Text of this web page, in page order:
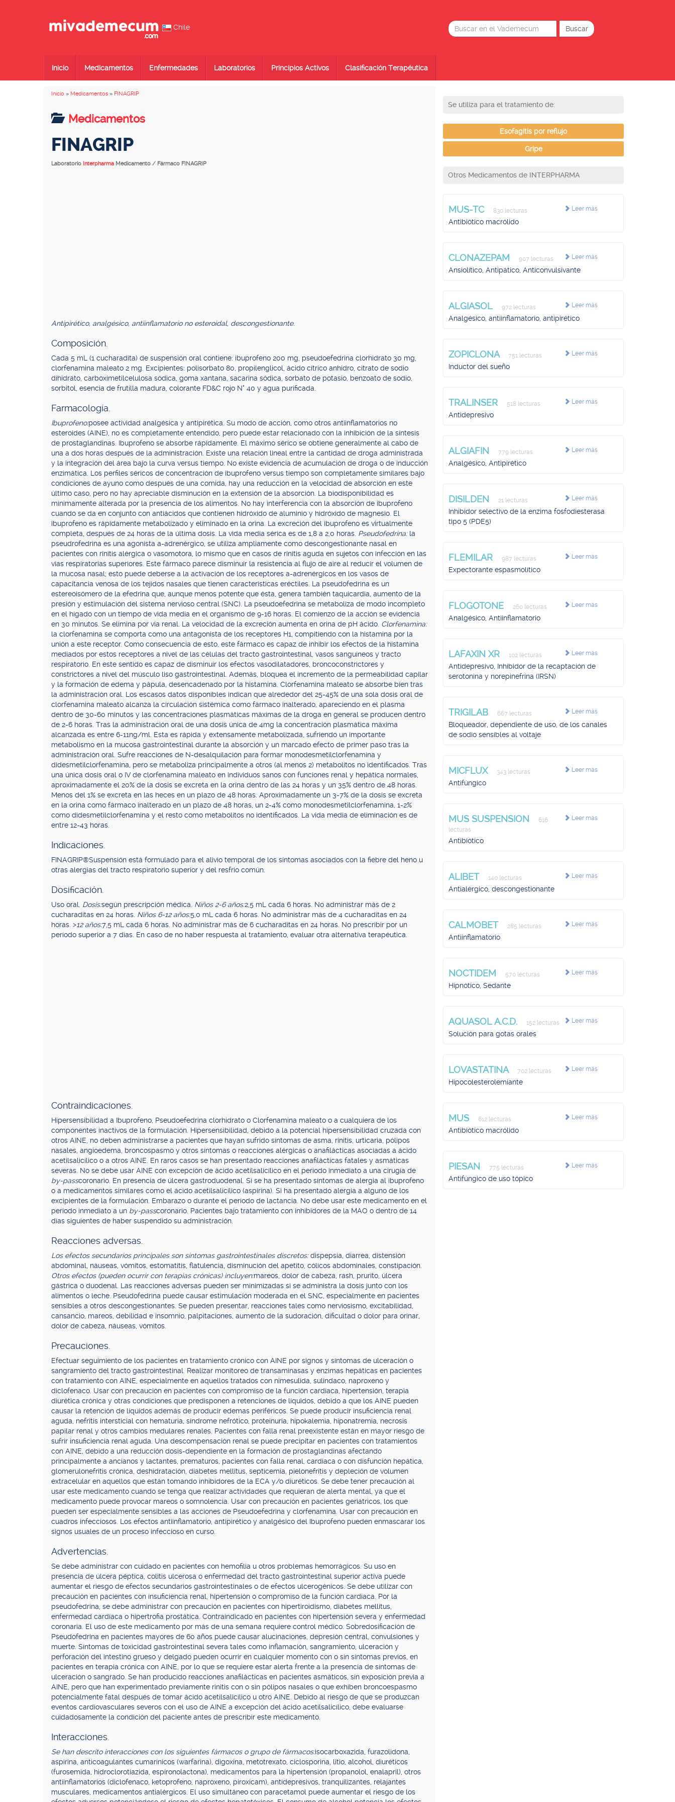
Chile
Inicio Medicamentos Enfermedades Laboratorios Principios Activos Clasificación Terapéutica
Inicio » Medicamentos » FINAGRIP
Medicamentos
FINAGRIP
Laboratorio Interpharma Medicamento / Fármaco FINAGRIP
Antipirético, analgésico, antiinflamatorio no esteroidal, descongestionante.
Composición.
Cada 5 mL (1 cucharadita) de suspensión oral contiene: ibuprofeno 200 mg, pseudoefedrina clorhidrato 30 mg,
clorfenamina maleato 2 mg. Excipientes: polisorbato 80, propilenglicol, ácido cítrico anhidro, citrato de sodio
dihidrato, carboximetilcelulosa sódica, goma xantana, sacarina sódica, sorbato de potasio, benzoato de sodio,
sorbitol, esencia de frutilla madura, colorante FD&C rojo N° 40 y agua purificada.
Farmacología.
Ibuprofeno:posee actividad analgésica y antipirética. Su modo de acción, como otros antiinflamatorios no
esteroides (AINE), no es completamente entendido, pero puede estar relacionado con la inhibición de la síntesis
de prostaglandinas. Ibuprofeno se absorbe rápidamente. El máximo sérico se obtiene generalmente al cabo de
una a dos horas después de la administración. Existe una relación lineal entre la cantidad de droga administrada
y la integración del área bajo la curva versus tiempo. No existe evidencia de acumulación de droga o de inducción
enzimática. Los perfiles séricos de concentración de ibuprofeno versus tiempo son completamente similares bajo
condiciones de ayuno como después de una comida, hay una reducción en la velocidad de absorción en este
último caso, pero no hay apreciable disminución en la extensión de la absorción. La biodisponibilidad es
mínimamente alterada por la presencia de los alimentos. No hay interferencia con la absorción de ibuprofeno
cuando se da en conjunto con antiácidos que contienen hidróxido de aluminio y hidróxido de magnesio. El
ibuprofeno es rápidamente metabolizado y eliminado en la orina. La excreción del ibuprofeno es virtualmente
completa, después de 24 horas de la última dosis. La vida media sérica es de 1,8 a 2,0 horas. Pseudofedrina: la
pseudrofedrina es una agonista a-adrenérgico, se utiliza ampliamente como descongestionante nasal en
pacientes con rinitis alérgica o vasomotora, lo mismo que en casos de rinitis aguda en sujetos con infección en las
vías respiratorias superiores. Este fármaco parece disminuir la resistencia al flujo de aire al reducir el volumen de
la mucosa nasal; esto puede deberse a la activación de los receptores a-adrenérgicos en los vasos de
capacitancia venosa de los tejidos nasales que tienen características eréctiles. La pseudofedrina es un
estereoisómero de la efedrina que, aunque menos potente que ésta, genera también taquicardia, aumento de la
presión y estimulación del sistema nervioso central (SNC). La pseudoefedrina se metaboliza de modo incompleto
en el hígado con un tiempo de vida media en el organismo de 9-16 horas. El comienzo de la acción se evidencia
en 30 minutos. Se elimina por vía renal. La velocidad de la excreción aumenta en orina de pH ácido. Clorfenamina:
la clorfenamina se comporta como una antagonista de los receptores H1, compitiendo con la histamina por la
unión a este receptor. Como consecuencia de esto, este fármaco es capaz de inhibir los efectos de la histamina
mediados por estos receptores a nivel de las células del tracto gastrointestinal, vasos sanguíneos y tracto
respiratorio. En este sentido es capaz de disminuir los efectos vasodilatadores, broncoconstrictores y
constrictores a nivel del músculo liso gastrointestinal. Además, bloquea el incremento de la permeabilidad capilar
y la formación de edema y pápula, desencadenado por la histamina. Clorfenamina maleato se absorbe bien tras
la administración oral. Los escasos datos disponibles indican que alrededor del 25-45% de una sola dosis oral de
clorfenamina maleato alcanza la circulación sistémica como fármaco inalterado, apareciendo en el plasma
dentro de 30-60 minutos y las concentraciones plasmáticas máximas de la droga en general se producen dentro
de 2-6 horas. Tras la administración oral de una dosis única de 4mg la concentración plasmática máxima
alcanzada es entre 6-11ng/ml. Esta es rápida y extensamente metabolizada, sufriendo un importante
metabolismo en la mucosa gastrointestinal durante la absorción y un marcado efecto de primer paso tras la
administración oral. Sufre reacciones de N-desalquilación para formar monodesmetilclorfenamina y
didesmetilclorfenamina, pero se metaboliza principalmente a otros (al menos 2) metabolitos no identificados. Tras
una única dosis oral o IV de clorfenamina maleato en individuos sanos con funciones renal y hepática normales,
aproximadamente el 20% de la dosis se excreta en la orina dentro de las 24 horas y un 35% dentro de 48 horas.
Menos del 1% se excreta en las heces en un plazo de 48 horas. Aproximadamente un 3-7% de la dosis se excreta
en la orina como fármaco inalterado en un plazo de 48 horas, un 2-4% como monodesmetilclorfenamina, 1-2%
como didesmetilclorfenamina y el resto como metabolitos no identificados. La vida media de eliminación es de
entre 12-43 horas.
Indicaciones.
FINAGRIP®Suspensión está formulado para el alivio temporal de los síntomas asociados con la fiebre del heno u
otras alergias del tracto respiratorio superior y del resfrío común.
Dosificación.
Uso oral. Dosis:según prescripción médica. Niños 2-6 años:2,5 mL cada 6 horas. No administrar más de 2
cucharaditas en 24 horas. Niños 6-12 años:5,0 mL cada 6 horas. No administrar más de 4 cucharaditas en 24
horas. >12 años:7,5 mL cada 6 horas. No administrar más de 6 cucharaditas en 24 horas. No prescribir por un
período superior a 7 días. En caso de no haber respuesta al tratamiento, evaluar otra alternativa terapéutica.
Contraindicaciones.
Hipersensibilidad a Ibuprofeno, Pseudoefedrina clorhidrato o Clorfenamina maleato o a cualquiera de los
componentes inactivos de la formulación. Hipersensibilidad, debido a la potencial hipersensibilidad cruzada con
otros AINE, no deben administrarse a pacientes que hayan sufrido síntomas de asma, rinitis, urticaria, pólipos
nasales, angioedema, broncospasmo y otros síntomas o reacciones alérgicas o anafilácticas asociadas a ácido
acetilsalicílico o a otros AINE. En raros casos se han presentado reacciones anafilácticas fatales y asmáticas
severas. No se debe usar AINE con excepción de ácido acetilsalicílico en el período inmediato a una cirugía de
by-passcoronario. En presencia de úlcera gastroduodenal. Si se ha presentado síntomas de alergia al ibuprofeno
o a medicamentos similares como el ácido acetilsalicílico (aspirina). Si ha presentado alergia a alguno de los
excipientes de la formulación. Embarazo o durante el período de lactancia. No debe usar este medicamento en el
período inmediato a un by-passcoronario. Pacientes bajo tratamiento con inhibidores de la MAO o dentro de 14
días siguientes de haber suspendido su administración.
Reacciones adversas.
Los efectos secundarios principales son síntomas gastrointestinales discretos:dispepsia, diarrea, distensión
abdominal, náuseas, vómitos, estomatitis, flatulencia, disminución del apetito, cólicos abdominales, constipación.
Otros efectos (pueden ocurrir con terapias crónicas) incluyen:mareos, dolor de cabeza, rash, prurito, úlcera
gástrica o duodenal. Las reacciones adversas pueden ser minimizadas si se administra la dosis junto con los
alimentos o leche. Pseudofedrina puede causar estimulación moderada en el SNC, especialmente en pacientes
sensibles a otros descongestionantes. Se pueden presentar, reacciones tales como nerviosismo, excitabilidad,
cansancio, mareos, debilidad e insomnio, palpitaciones, aumento de la sudoración, dificultad o dolor para orinar,
dolor de cabeza, náuseas, vómitos.
Precauciones.
Efectuar seguimiento de los pacientes en tratamiento crónico con AINE por signos y síntomas de ulceración o
sangramiento del tracto gastrointestinal. Realizar monitoreo de transaminasas y enzimas hepáticas en pacientes
con tratamiento con AINE, especialmente en aquellos tratados con nimesulida, sulindaco, naproxeno y
diclofenaco. Usar con precaución en pacientes con compromiso de la función cardíaca, hipertensión, terapia
diurética crónica y otras condiciones que predisponen a retenciones de líquidos, debido a que los AINE pueden
causar la retención de líquidos además de producir edemas periféricos. Se puede producir insuficiencia renal
aguda, nefritis intersticial con hematuria, síndrome nefrótico, proteinuria, hipokalemia, hiponatremia, necrosis
papilar renal y otros cambios medulares renales. Pacientes con falla renal preexistente están en mayor riesgo de
sufrir insuficiencia renal aguda. Una descompensación renal se puede precipitar en pacientes con tratamientos
con AINE, debido a una reducción dosis-dependiente en la formación de prostaglandinas afectando
principalmente a ancianos y lactantes, prematuros, pacientes con falla renal, cardíaca o con disfunción hepática,
glomerulonefritis crónica, deshidratación, diabetes mellitus, septicemia, pielonefritis y depleción de volumen
extracelular en aquellos que están tomando inhibidores de la ECA y/o diuréticos. Se debe tener precaución al
usar este medicamento cuando se tenga que realizar actividades que requieran de alerta mental, ya que el
medicamento puede provocar mareos o somnolencia. Usar con precaución en pacientes geriátricos, los que
pueden ser especialmente sensibles a las acciones de Pseudoefedrina y clorfenamina. Usar con precaución en
cuadros infecciosos. Los efectos antiinflamatorio, antipirético y analgésico del Ibuprofeno pueden enmascarar los
signos usuales de un proceso infeccioso en curso.
Advertencias.
Se debe administrar con cuidado en pacientes con hemofilia u otros problemas hemorrágicos. Su uso en
presencia de úlcera péptica, colitis ulcerosa o enfermedad del tracto gastrointestinal superior activa puede
aumentar el riesgo de efectos secundarios gastrointestinales o de efectos ulcerogénicos. Se debe utilizar con
precaución en pacientes con insuficiencia renal, hipertensión o compromiso de la función cardíaca. Por la
pseudofedrina, se debe administrar con precaución en pacientes con hipertiroidismo, diabetes mellitus,
enfermedad cardíaca o hipertrofia prostática. Contraindicado en pacientes con hipertensión severa y enfermedad
coronaria. El uso de este medicamento por más de una semana requiere control médico. Sobredosificación de
Pseudofedrina en pacientes mayores de 60 años puede causar alucinaciones, depresión central, convulsiones y
muerte. Síntomas de toxicidad gastrointestinal severa tales como inflamación, sangramiento, ulceración y
perforación del intestino grueso y delgado pueden ocurrir en cualquier momento con o sin síntomas previos, en
pacientes en terapia crónica con AINE, por lo que se requiere estar alerta frente a la presencia de síntomas de
ulceración o sangrado. Se han producido reacciones anafilácticas en pacientes asmáticos, sin exposición previa a
AINE, pero que han experimentado previamente rinitis con o sin pólipos nasales o que exhiben broncoespasmo
potencialmente fatal después de tomar ácido acetilsalicílico u otro AINE. Debido al riesgo de que se produzcan
eventos cardiovasculares severos con el uso de AINE a excepción del ácido acetilsalicílico, debe evaluarse
cuidadosamente la condición del paciente antes de prescribir este medicamento.
Interacciones.
Se han descrito interacciones con los siguientes fármacos o grupo de fármacos:isocarboxazida, furazolidona,
aspirina, anticoagulantes cumarínicos (warfarina), digoxina, metotrexato, ciclosporina, litio, alcohol, diuréticos
(furosemida, hidroclorotiazida, espironolactona), medicamentos para la hipertensión (propanolol, enalapril), otros
antiinflamatorios (diclofenaco, ketoprofeno, naproxeno, piroxicam), antidepresivos, tranquilizantes, relajantes
musculares, medicamentos antialérgicos. El uso simultáneo con paracetamol puede aumentar el riesgo de los
Se utiliza para el tratamiento de:
Esofagitis por reflujo
Gripe
Otros Medicamentos de INTERPHARMA
Leer más
MUS-TC 830 lecturas
Antibiótico macrólido
Leer más
CLONAZEPAM 907 lecturas
Ansiolítico, Antipático, Anticonvulsivante
Leer más
ALGIASOL 972 lecturas
Analgésico, antiinflamatorio, antipirético
Leer más
ZOPICLONA 751 lecturas
Inductor del sueño
Leer más
TRALINSER 518 lecturas
Antidepresivo
Leer más
ALGIAFIN 779 lecturas
Analgésico, Antipirético
Leer más
DISILDEN 21 lecturas
Inhibidor selectivo de la enzima fosfodiesterasa
tipo 5 (PDE5)
Leer más
FLEMILAR 987 lecturas
Expectorante espasmolítico
Leer más
FLOGOTONE 260 lecturas
Analgésico, Antiinflamatorio
Leer más
LAFAXIN XR 102 lecturas
Antidepresivo, Inhibidor de la recaptación de
serotonina y norepinefrina (IRSN)
Leer más
TRIGILAB 667 lecturas
Bloqueador, dependiente de uso, de los canales
de sodio sensibles al voltaje
Leer más
MICFLUX 343 lecturas
Antifúngico
Leer más
MUS SUSPENSION
616
lecturas
Antibiótico
Leer más
ALIBET 140 lecturas
Antialérgico, descongestionante
Leer más
CALMOBET 285 lecturas
Antiinflamatorio
Leer más
NOCTIDEM 570 lecturas
Hipnótico, Sedante
Leer más
AQUASOL A.C.D. 152 lecturas
Solución para gotas orales
Leer más
LOVASTATINA 702 lecturas
Hipocolesterolemiante
Leer más
MUS 612 lecturas
Antibiótico macrólido
Leer más
PIESAN 775 lecturas
Antifúngico de uso tópico